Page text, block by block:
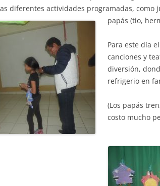
diferentes actividades programadas, como
papás (tio,
Para este día
canciones y
diversión,
refrigerio en
(Los papás
costo mucho